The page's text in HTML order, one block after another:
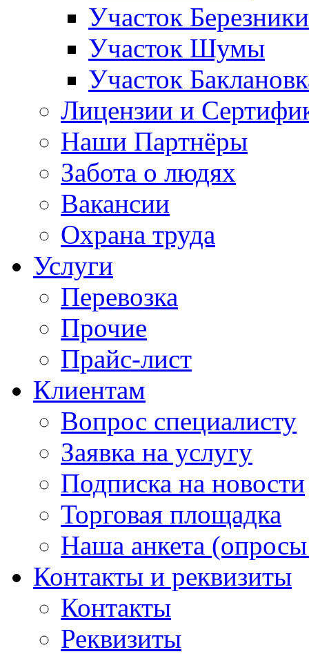
Участок Березники
Участок Шумы
Участок
Лицензии и
Наши Партнёры
Забота о людях
Вакансии
Охрана труда
Услуги
Перевозка
Прочие
Прайс-лист
Клиентам
Вопрос специалисту
Заявка на услугу
Подписка на новости
Торговая площадка
Наша анкета (опросы
Контакты и реквизиты
Контакты
Реквизиты